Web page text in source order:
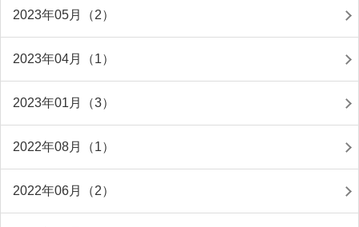
2023年05月（2）
2023年04月（1）
2023年01月（3）
2022年08月（1）
2022年06月（2）